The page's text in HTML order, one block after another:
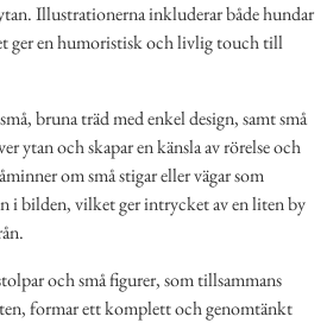
Illustrationerna inkluderar både hundar
ger en humoristisk och livlig touch till
bruna träd med enkel design, samt små
ytan och skapar en känsla av rörelse och
om små stigar eller vägar som
i bilden, vilket ger intrycket av en liten by
och små figurer, som tillsammans
formar ett komplett och genomtänkt